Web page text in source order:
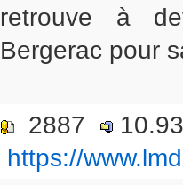
retrouve à
Bergerac pour
2887
https://